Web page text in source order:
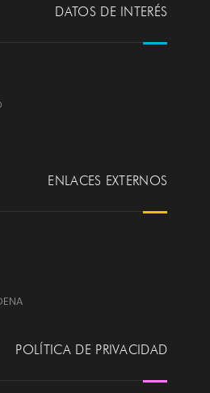
DATOS DE INTERÉS
ENLACES EXTERNOS
POLÍTICA DE PRIVACIDAD